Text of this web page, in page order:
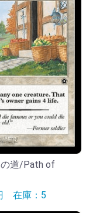
の道/Path of
在庫：5